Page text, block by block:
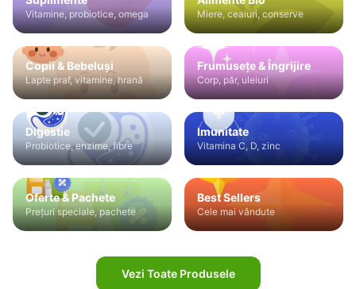
Vitamine, probiotice, omega Miere, ceaiuri, conserve
Copii & Bebeluși
Lapte praf, vitamine, hrană
Frumusețe & Îngrijire
Corp, păr, uleiuri
Digestie
Probiotice, enzime, fibre
Imunitate
Vitamina C, D, zinc
Oferte & Pachete
Prețuri speciale, pachete
Best Sellers
Cele mai vândute
Vezi Toate Produsele